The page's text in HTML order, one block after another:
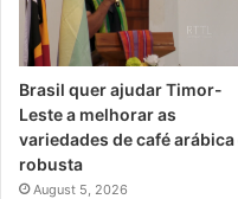
Brasil quer ajudar Timor-
Leste a melhorar as
variedades de café arábica
robusta
August 5, 2026